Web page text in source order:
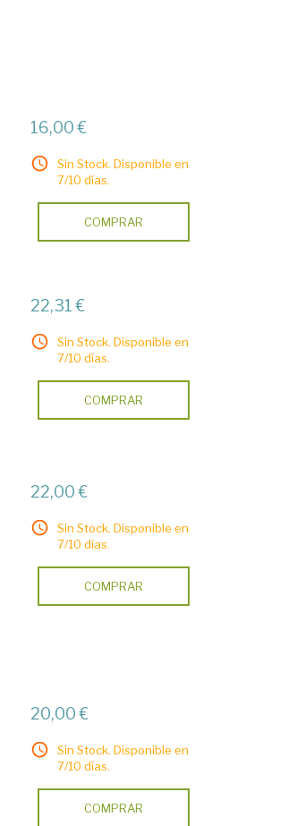
16,00 €
Sin Stock. Disponible en
7/10 días.
COMPRAR
22,31 €
Sin Stock. Disponible en
7/10 días.
COMPRAR
22,00 €
Sin Stock. Disponible en
7/10 días.
COMPRAR
20,00 €
Sin Stock. Disponible en
7/10 días.
COMPRAR